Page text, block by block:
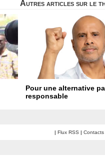
Autres articles sur le
Pour une alternative
responsable
| Flux RSS | Contacts